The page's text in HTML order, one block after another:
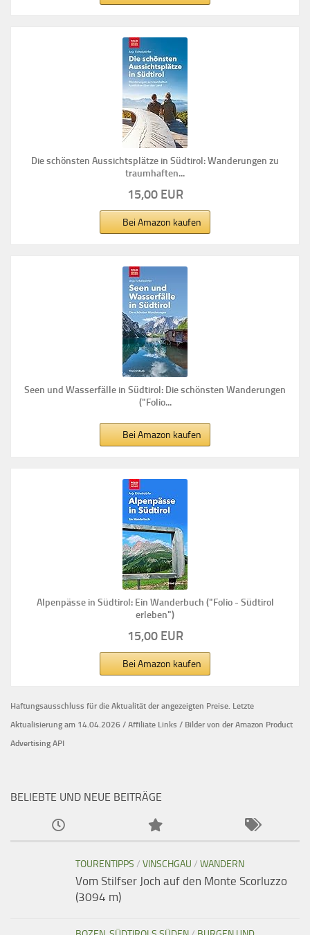
Die schönsten Aussichtsplätze in Südtirol: Wanderungen zu
traumhaften...
15,00 EUR
Bei Amazon kaufen
Seen und Wasserfälle in Südtirol: Die schönsten Wanderungen
("Folio...
Bei Amazon kaufen
Alpenpässe in Südtirol: Ein Wanderbuch ("Folio - Südtirol
erleben")
15,00 EUR
Bei Amazon kaufen
Haftungsausschluss für die Aktualität der angezeigten Preise. Letzte
Aktualisierung am 14.04.2026 / Affiliate Links / Bilder von der Amazon Product
Advertising API
BELIEBTE UND NEUE BEITRÄGE
TOURENTIPPS / VINSCHGAU / WANDERN
Vom Stilfser Joch auf den Monte Scorluzzo
(3094 m)